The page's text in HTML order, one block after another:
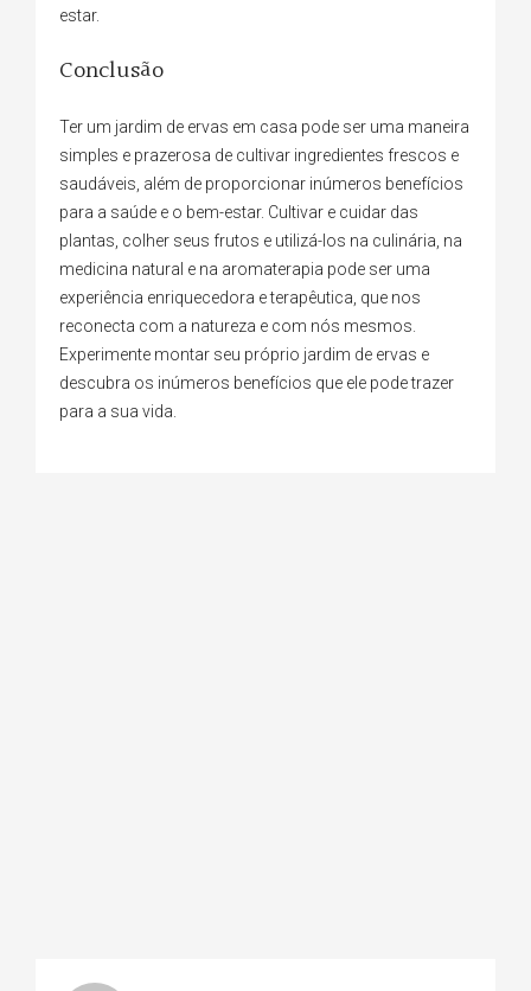
estar.
Conclusão
Ter um jardim de ervas em casa pode ser uma maneira
simples e prazerosa de cultivar ingredientes frescos e
saudáveis, além de proporcionar inúmeros benefícios
para a saúde e o bem-estar. Cultivar e cuidar das
plantas, colher seus frutos e utilizá-los na culinária, na
medicina natural e na aromaterapia pode ser uma
experiência enriquecedora e terapêutica, que nos
reconecta com a natureza e com nós mesmos.
Experimente montar seu próprio jardim de ervas e
descubra os inúmeros benefícios que ele pode trazer
para a sua vida.